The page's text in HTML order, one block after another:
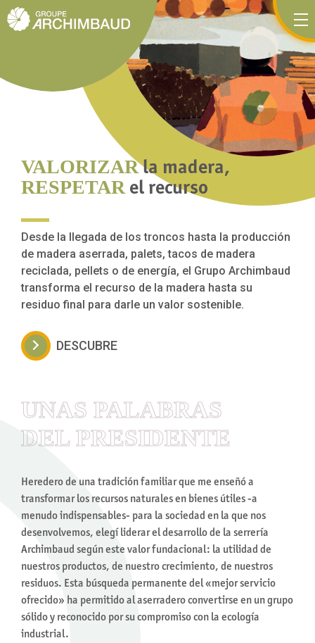
VALORIZARla madera,
RESPETARel recurso
Desde la llegada de los troncos hasta la producción
de madera aserrada, palets, tacos de madera
reciclada, pellets o de energía, el Grupo Archimbaud
transforma el recurso de la madera hasta su
residuo final para darle un valor sostenible.
DESCUBRE
UNAS PALABRAS
DEL PRESIDENTE
Heredero de una tradición familiar que me enseñó a
transformar los recursos naturales en bienes útiles -a
menudo indispensables- para la sociedad en la que nos
desenvolvemos, elegí liderar el desarrollo de la serrería
Archimbaud según este valor fundacional: la utilidad de
nuestros productos, de nuestro crecimiento, de nuestros
residuos. Esta búsqueda permanente del «mejor servicio
ofrecido» ha permitido al aserradero convertirse en un grupo
sólido y reconocido por su compromiso con la ecología
industrial.
Panel de gestión de cookies